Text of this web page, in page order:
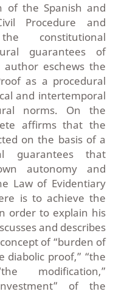
of the Spanish and
Procedure and
constitutional
guarantees of
eschews the
as a procedural
and intertemporal
norms. On the
affirms that the
on the basis of a
guarantees that
autonomy and
Law of Evidentiary
is to achieve the
order to explain his
and describes
of “burden of
diabolic proof,” “the
modification,”
of the